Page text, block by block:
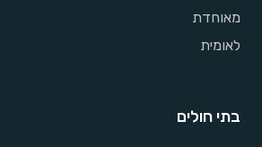
מאוחדת
לאומית
בתי חולים